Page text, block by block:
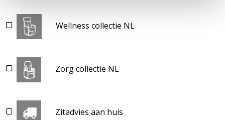
Wellness collectie NL
Zorg collectie NL
Zitadvies aan huis